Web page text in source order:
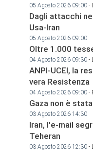
05 Agosto 2026 09:00 -
Dagli attacchi
Usa-Iran
05 Agosto 2026 09:00
Oltre 1.000
04 Agosto 2026 09:30 -
ANPI-UCEI, la
vera Resistenza
04 Agosto 2026 09:00 -
Gaza non è
03 Agosto 2026 14:30
Iran, l'e-mail
Teheran
03 Agosto 2026 12:30 -